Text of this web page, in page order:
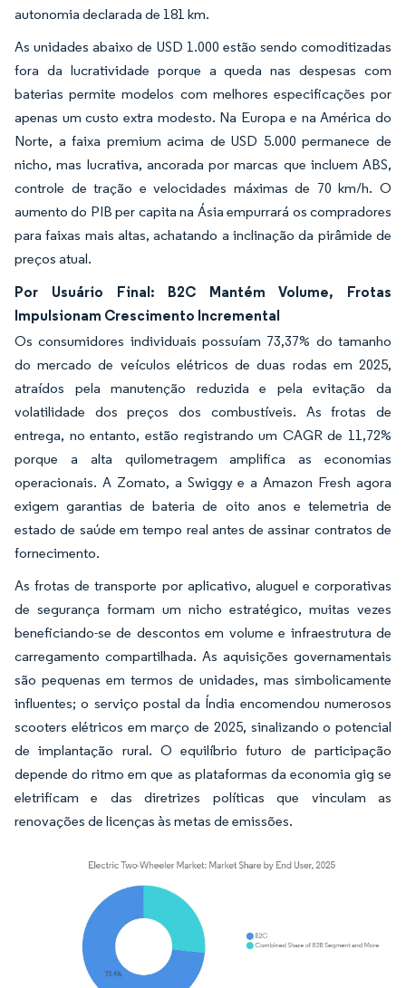
autonomia declarada de 181 km.
As unidades abaixo de USD 1.000 estão sendo comoditizadas
fora da lucratividade porque a queda nas despesas com
baterias permite modelos com melhores especificações por
apenas um custo extra modesto. Na Europa e na América do
Norte, a faixa premium acima de USD 5.000 permanece de
nicho, mas lucrativa, ancorada por marcas que incluem ABS,
controle de tração e velocidades máximas de 70 km/h. O
aumento do PIB per capita na Ásia empurrará os compradores
para faixas mais altas, achatando a inclinação da pirâmide de
preços atual.
Por Usuário Final: B2C Mantém Volume, Frotas
Impulsionam Crescimento Incremental
Os consumidores individuais possuíam 73,37% do tamanho
do mercado de veículos elétricos de duas rodas em 2025,
atraídos pela manutenção reduzida e pela evitação da
volatilidade dos preços dos combustíveis. As frotas de
entrega, no entanto, estão registrando um CAGR de 11,72%
porque a alta quilometragem amplifica as economias
operacionais. A Zomato, a Swiggy e a Amazon Fresh agora
exigem garantias de bateria de oito anos e telemetria de
estado de saúde em tempo real antes de assinar contratos de
fornecimento.
As frotas de transporte por aplicativo, aluguel e corporativas
de segurança formam um nicho estratégico, muitas vezes
beneficiando-se de descontos em volume e infraestrutura de
carregamento compartilhada. As aquisições governamentais
são pequenas em termos de unidades, mas simbolicamente
influentes; o serviço postal da Índia encomendou numerosos
scooters elétricos em março de 2025, sinalizando o potencial
de implantação rural. O equilíbrio futuro de participação
depende do ritmo em que as plataformas da economia gig se
eletrificam e das diretrizes políticas que vinculam as
renovações de licenças às metas de emissões.